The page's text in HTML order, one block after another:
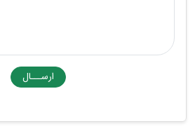
ارســـال